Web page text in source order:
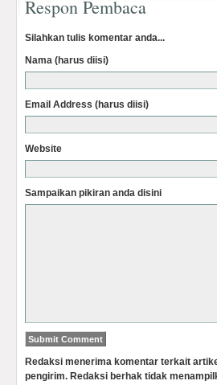
Respon Pembaca
Silahkan tulis komentar anda...
Nama (harus diisi)
Email Address (harus diisi)
Website
Sampaikan pikiran anda disini
Redaksi menerima komentar terkait
pengirim. Redaksi berhak tidak